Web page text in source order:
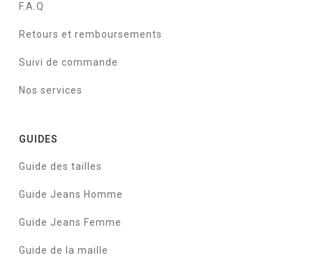
F.A.Q
Retours et remboursements
Suivi de commande
Nos services
GUIDES
Guide des tailles
Guide Jeans Homme
Guide Jeans Femme
Guide de la maille